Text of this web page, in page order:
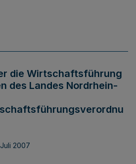
die Wirtschaftsführung
des Landes Nordrhein-
Juli 2007